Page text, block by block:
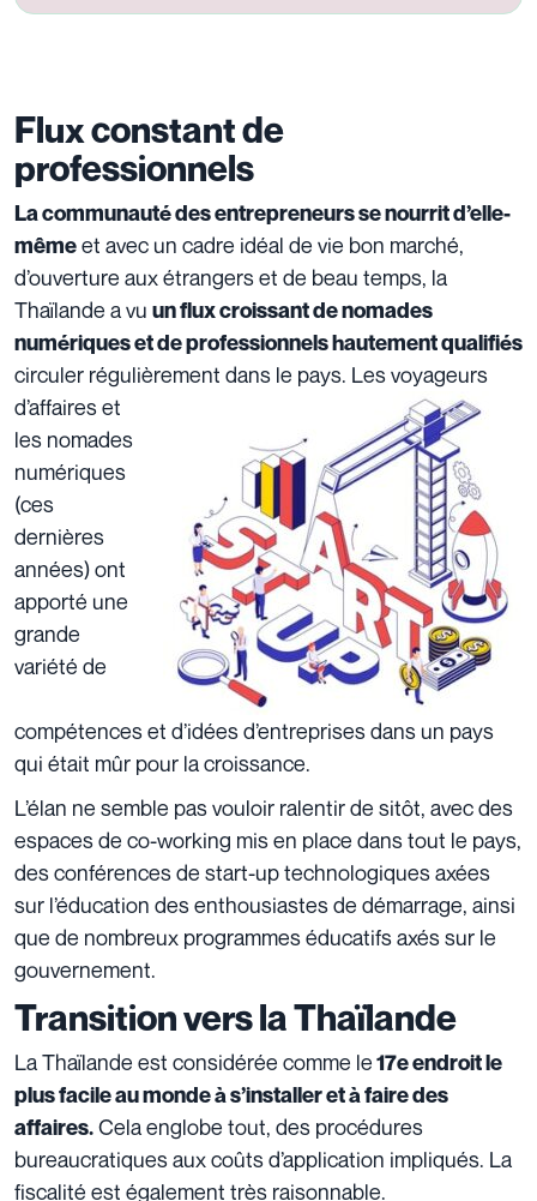
Flux constant de
professionnels
La communauté des entrepreneurs se nourrit d’elle-
mêmeet avec un cadre idéal de vie bon marché,
d’ouverture aux étrangers et de beau temps, la
Thaïlande a vu un flux croissant de nomades
numériques et de professionnels hautement qualifiés
circuler régulièrement dans le pays. Les voyageurs
d’affaires et
les nomades
numériques
(ces
dernières
années) ont
apporté une
grande
variété de
compétences et d’idées d’entreprises dans un pays
qui était mûr pour la croissance.
L’élan ne semble pas vouloir ralentir de sitôt, avec des
espaces de co-working mis en place dans tout le pays,
des conférences de start-up technologiques axées
sur l’éducation des enthousiastes de démarrage, ainsi
que de nombreux programmes éducatifs axés sur le
gouvernement.
Transition vers la Thaïlande
La Thaïlande est considérée comme le17e endroit le
plus facile au monde à s’installer et à faire des
affaires.Cela englobe tout, des procédures
bureaucratiques aux coûts d’application impliqués. La
fiscalité est également très raisonnable.